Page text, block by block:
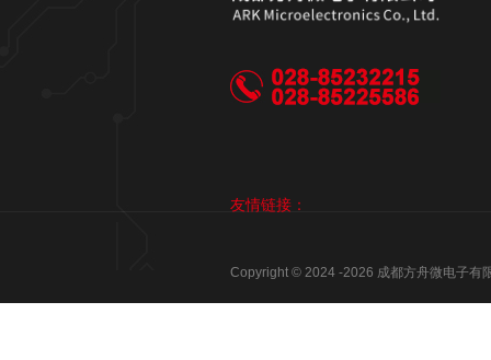
友情链接：
Copyright © 2024 -2026 成都方舟微电子有